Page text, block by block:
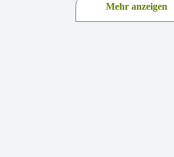
Mehr anzeigen